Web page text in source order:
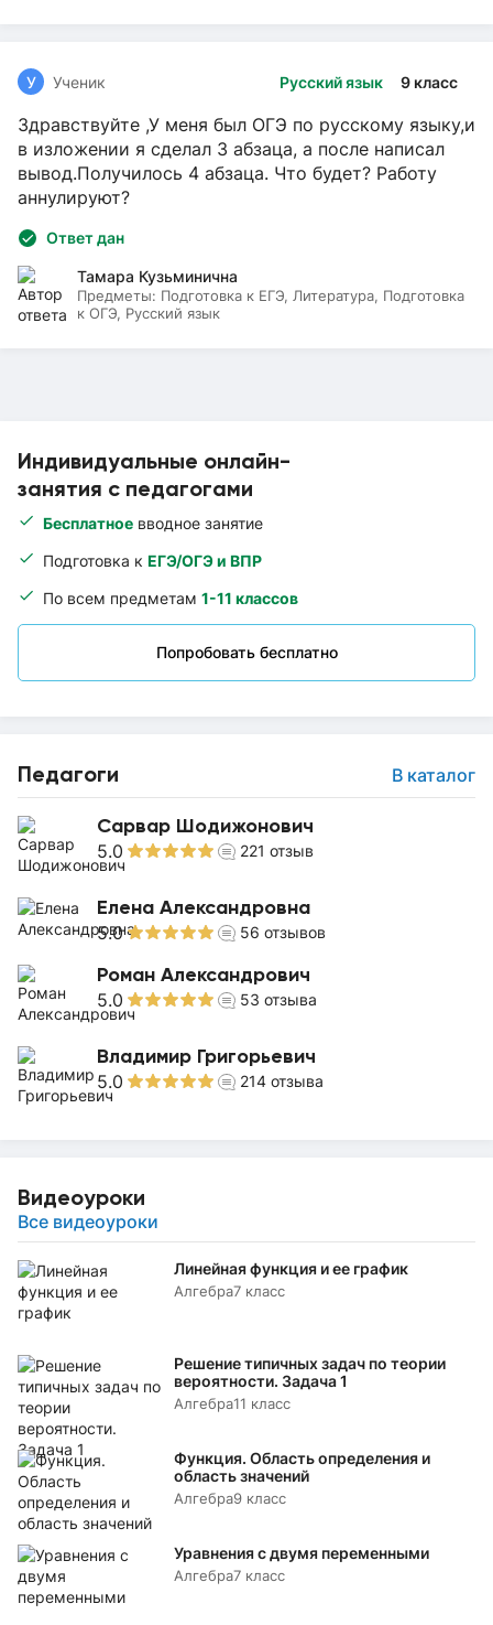
Индивидуальные онлайн-
занятия с педагогами
Бесплатное вводное занятие
Подготовка к ЕГЭ/ОГЭ и ВПР
По всем предметам 1-11 классов
Попробовать бесплатно
Педагоги В каталог
Сарвар Шодижонович
5.0 221 отзыв
Елена Александровна
5.0 56 отзывов
Роман Александрович
5.0 53 отзыва
Владимир Григорьевич
5.0 214 отзыва
Видеоуроки
Все видеоуроки
Линейная функция и ее график
Алгебра7 класс
Решение типичных задач по теории
вероятности. Задача 1
Алгебра11 класс
Функция. Область определения и
область значений
Алгебра9 класс
Уравнения с двумя переменными
Алгебра7 класс
Русский язык 9 класс
У Ученик
Здравствуйте ,У меня был ОГЭ по русскому языку,и
в изложении я сделал 3 абзаца, а после написал
вывод.Получилось 4 абзаца. Что будет? Работу
аннулируют?
Ответ дан
Тамара Кузьминична
Предметы: Подготовка к ЕГЭ, Литература, Подготовка
к ОГЭ, Русский язык